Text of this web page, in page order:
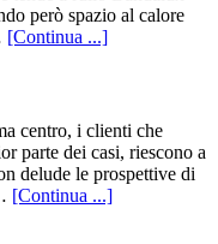
però spazio al calore
[Continua ...]infoTende
centro, i clienti che
parte dei casi, riescono a
delude le prospettive di
[Continua ...]